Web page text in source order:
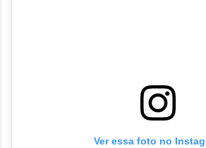
Ver essa foto no